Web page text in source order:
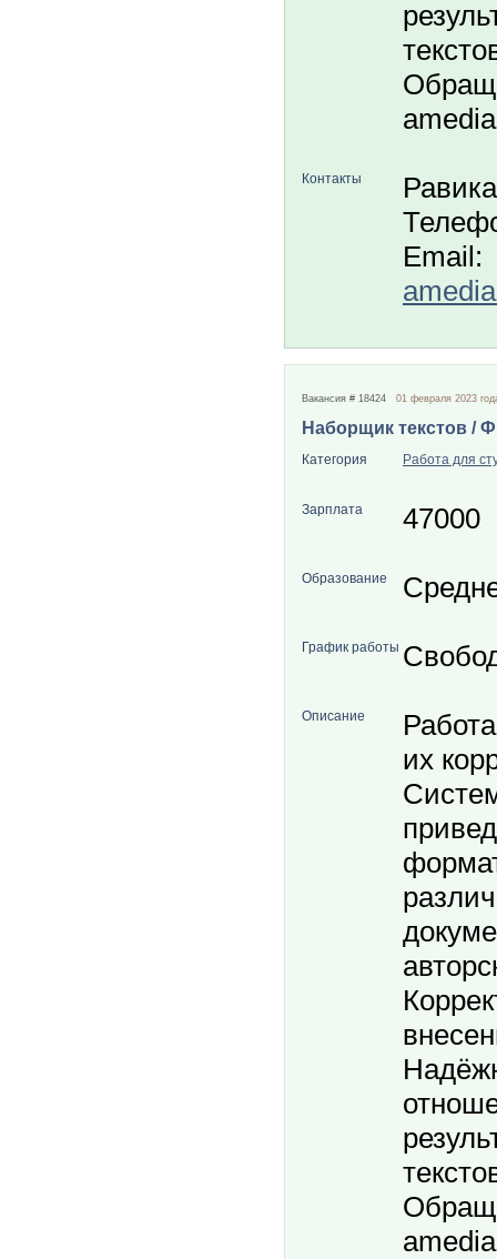
Контакты
Email:
Вакансия # 18424 01 февраля 2023
Наборщик текстов /
Категория Работа для
Зарплата 47000
Образование
График работы
Описание
их